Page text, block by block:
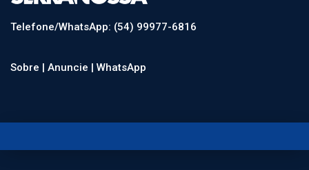
Telefone/WhatsApp: (54) 99977-6816
Sobre | Anuncie | WhatsApp